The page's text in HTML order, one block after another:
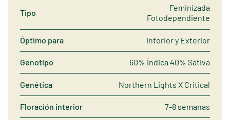
Tipo
Feminizada
Fotodependiente
Óptimo para Interior y Exterior
Genotipo 60% Índica 40% Sativa
Genética Northern Lights X Critical
Floración interior 7-8 semanas